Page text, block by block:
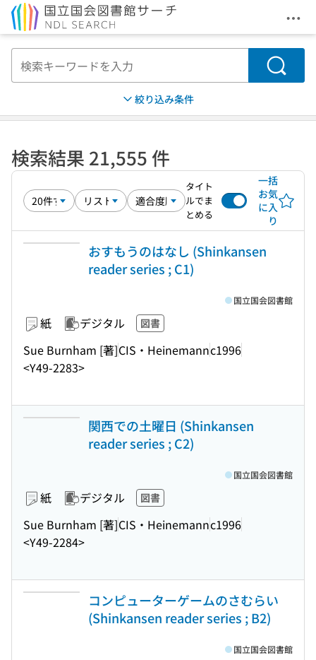
メ
検索
絞り込み条件
検索結果 21,555 件
タイト
ルでま
とめる
一括
お気
に入
り
おすもうのはなし (Shinkansen
reader series ; C1)
紙 デジタル 図書
Sue Burnham [著]CIS・Heinemannc1996
<Y49-2283>
国立国会図書館
関西での土曜日 (Shinkansen
reader series ; C2)
紙 デジタル 図書
Sue Burnham [著]CIS・Heinemannc1996
<Y49-2284>
国立国会図書館
コンピューターゲームのさむらい
(Shinkansen reader series ; B2)
国立国会図書館